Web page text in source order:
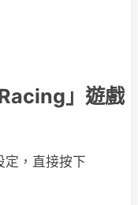
」遊戲
定，直接按下